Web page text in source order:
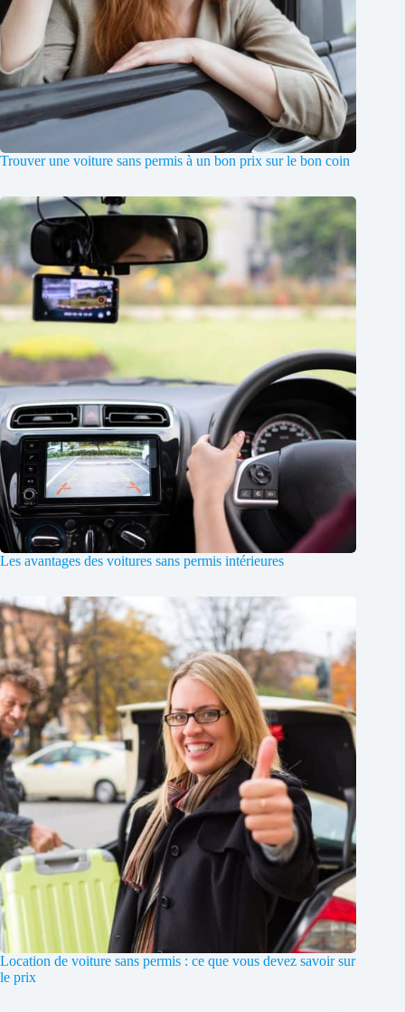
Trouver une voiture sans permis à un bon prix sur le bon coin
Les avantages des voitures sans permis intérieures
Location de voiture sans permis : ce que vous devez savoir sur
le prix